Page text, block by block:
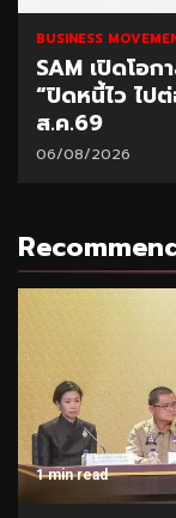
BUSINESS
SAM เปิดโอ
“ปิดหนี้ไว ไป
ส.ค.69
06/08/2026
1 min read